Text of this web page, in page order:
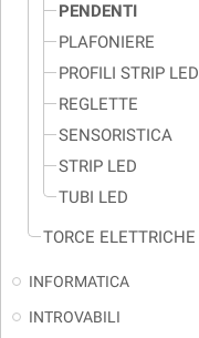
PENDENTI
PLAFONIERE
PROFILI STRIP LED
REGLETTE
SENSORISTICA
STRIP LED
TUBI LED
TORCE ELETTRICHE
INFORMATICA
INTROVABILI